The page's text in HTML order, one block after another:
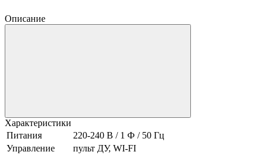
Описание
Характеристики
Питания
220-240 В / 1 Ф / 50 Гц
Управление
пульт ДУ, WI-FI